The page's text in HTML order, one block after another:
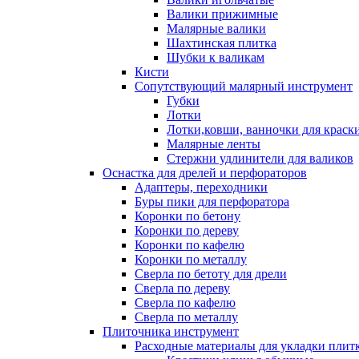
Валики прижимные
Малярные валики
Шахтинская плитка
Шубки к валикам
Кисти
Сопутствующий малярный инструмент
Губки
Лотки
Лотки,ковши, ванночки для
Малярные ленты
Стержни удлинители для валиков
Оснастка для дрелей и перфораторов
Адаптеры, переходники
Буры пики для перфоратора
Коронки по бетону
Коронки по дереву
Коронки по кафелю
Коронки по металлу
Сверла по бетоту для дрели
Сверла по дереву
Сверла по кафелю
Сверла по металлу
Плиточника инструмент
Расходные материалы для укладки